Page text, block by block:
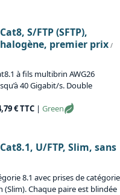
S/FTP (SFTP),
premier prix /
à fils multibrin AWG26
40 Gigabit/s. Double
€ TTC | Green
U/FTP, Slim, sans
8.1 avec prises de catégorie
(Slim). Chaque paire est blindée